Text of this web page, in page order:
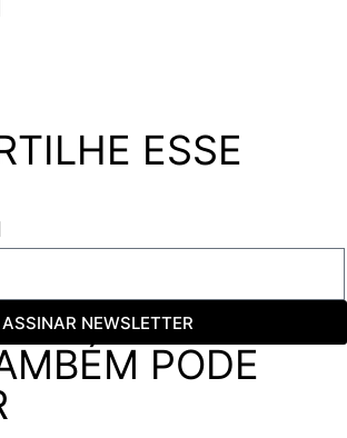
ESSE
ASSINAR NEWSLETTER
PODE